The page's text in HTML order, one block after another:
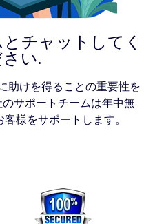
チャットしてく
い.
助けを得ることの重要性を
サポートチームは年中無
様をサポートします。